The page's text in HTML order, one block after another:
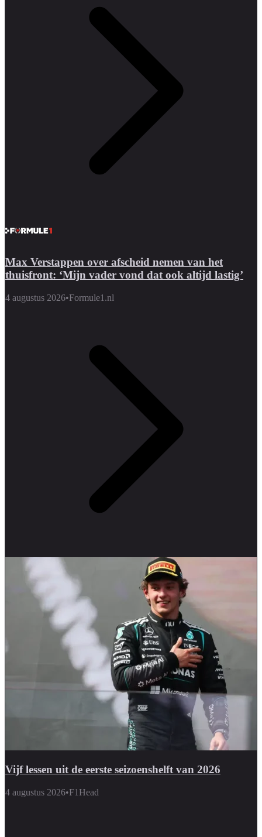
Max Verstappen over afscheid nemen van het
thuisfront: ‘Mijn vader vond dat ook altijd lastig’
4 augustus 2026•Formule1.nl
Vijf lessen uit de eerste seizoenshelft van 2026
4 augustus 2026•F1Head